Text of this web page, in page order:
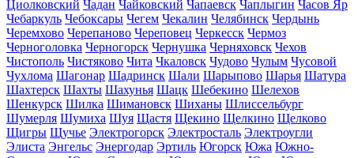
Циолковский Чадан Чайковский Чапаевск Чаплыгин Часов Яр
Чебаркуль Чебоксары Чегем Чекалин Челябинск Чердынь
Черемхово Черепаново Череповец Черкесск Чермоз
Черноголовка Черногорск Чернушка Черняховск Чехов
Чистополь Чистяково Чита Чкаловск Чудово Чулым Чусовой
Чухлома Шагонар Шадринск Шали Шарыпово Шарья Шатура
Шахтерск Шахты Шахунья Шацк Шебекино Шелехов
Шенкурск Шилка Шимановск Шиханы Шлиссельбург
Шумерля Шумиха Шуя Щастя Щекино Щелкино Щелково
Щигры Щучье Электрогорск Электросталь Электроугли
Элиста Энгельс Энергодар Эртиль Югорск Южа Южно-